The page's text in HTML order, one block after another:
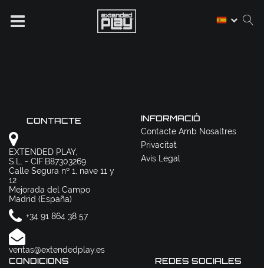
CONTACTE
EXTENDED PLAY,
S.L. - CIF:B87303269
Calle Segura nº 1, nave 11 y
12
Mejorada del Campo
Madrid (España)
+34 91 864 38 57
ventas@extendedplay.es
INFORMACIÓ
Contacte Amb Nosaltres
Privacitat
Avís Legal
CONDICIONS REDES SOCIALES